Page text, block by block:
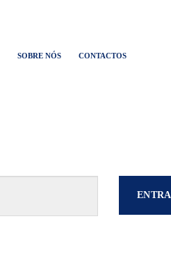
SOBRE NÓS CONTACTOS